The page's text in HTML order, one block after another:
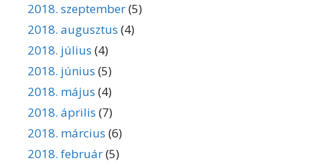
2018. szeptember(5)
2018. augusztus (4)
2018. július (4)
2018. június (5)
2018. május (4)
2018. április (7)
2018. március (6)
2018. február(5)